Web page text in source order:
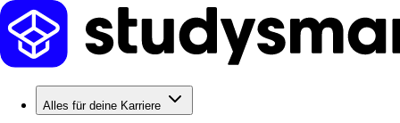
Alles für deine Karriere